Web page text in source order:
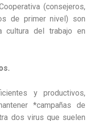
(consejeros,
de primer nivel) son
cultura del trabajo en
y productivos,
*campañas de
dos virus que suelen